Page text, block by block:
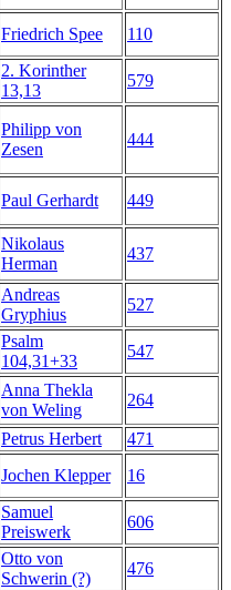
Friedrich Spee
110
2. Korinther
13,13
579
Philipp von
Zesen
444
Paul Gerhardt 449
Nikolaus
Herman
437
Andreas
Gryphius
527
Psalm
104,31+33
547
Anna Thekla
von Weling
264
Petrus Herbert
471
Jochen Klepper
16
Samuel
Preiswerk
606
Otto von
Schwerin (?)
476